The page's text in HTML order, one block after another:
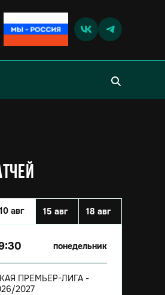
10 авг 15 авг 18 авг
понедельник
ПРЕМЬЕР-ЛИГА -
2027